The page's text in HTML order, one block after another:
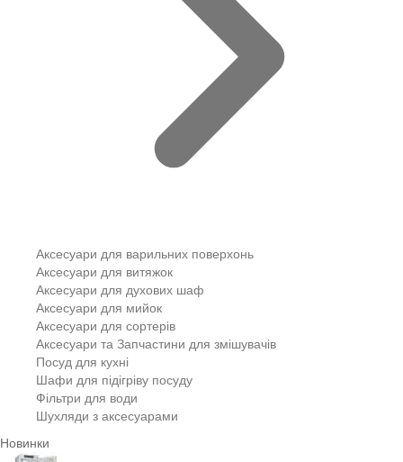
Аксесуари для варильних поверхонь
Аксесуари для витяжок
Аксесуари для духових шаф
Аксесуари для мийок
Аксесуари для сортерів
Аксесуари та Запчастини для змішувачів
Посуд для кухні
Шафи для підігріву посуду
Фільтри для води
Шухляди з аксесуарами
Новинки